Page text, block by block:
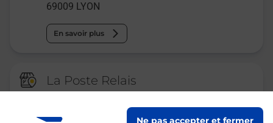
Ne pas accepter et fermer
69009 LYON
En savoir plus
La Poste Relais
LYON MASARYK CARREFOUR